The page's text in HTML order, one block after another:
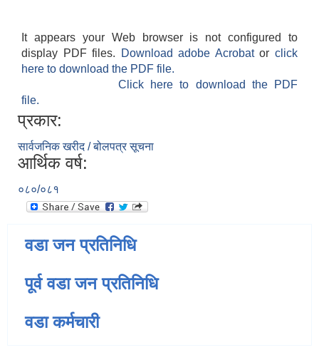
It appears your Web browser is not configured to
display PDF files.
Download adobe Acrobatorclick
here to download the PDF file.
Click here to download the PDF
file.
प्रकार:
सार्वजनिक खरीद / बोलपत्र सूचना
आर्थिक वर्ष:
०८०/०८१
वडा जन प्रतिनिधि
पूर्व वडा जन प्रतिनिधि
वडा कर्मचारी